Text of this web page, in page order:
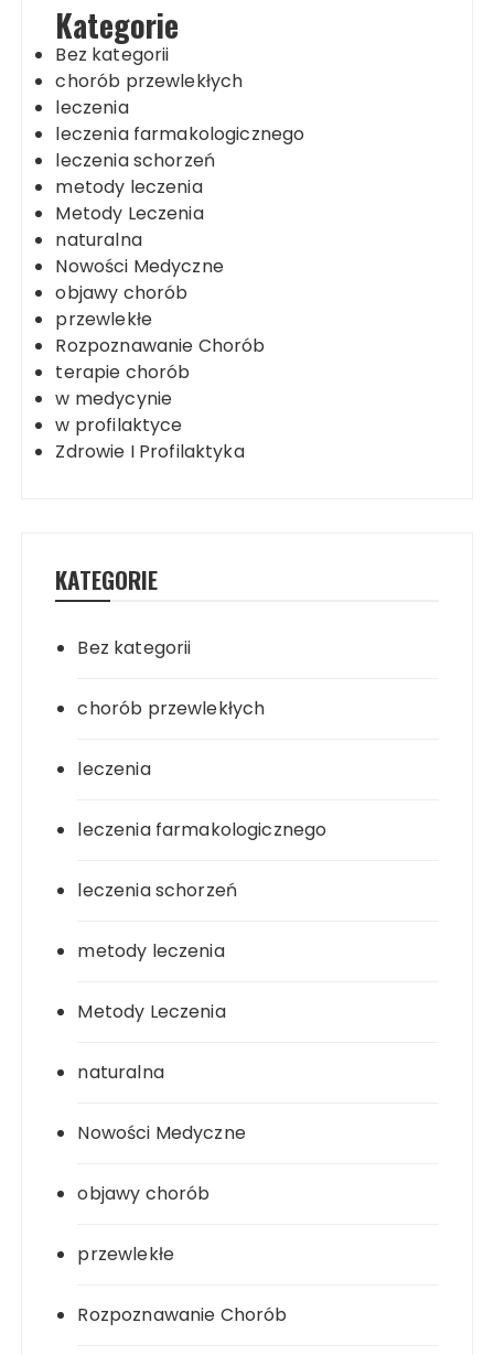
Kategorie
Bez kategorii
chorób przewlekłych
leczenia
leczenia farmakologicznego
leczenia schorzeń
metody leczenia
Metody Leczenia
naturalna
Nowości Medyczne
objawy chorób
przewlekłe
Rozpoznawanie Chorób
terapie chorób
w medycynie
w profilaktyce
Zdrowie I Profilaktyka
KATEGORIE
Bez kategorii
chorób przewlekłych
leczenia
leczenia farmakologicznego
leczenia schorzeń
metody leczenia
Metody Leczenia
naturalna
Nowości Medyczne
objawy chorób
przewlekłe
Rozpoznawanie Chorób